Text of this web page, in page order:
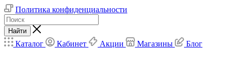
Политика конфиденциальности
Найти
Каталог Кабинет Акции Магазины Блог